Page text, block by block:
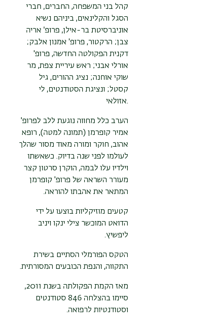
קהל בני המשפחה, החברים, חברי
הסגל והקלינאים, ביניהם נשיא
אוניברסיטת בר-אילן, פרופ' אריה
צבן; הרקטור, פרופ' אמנון אלבק;
דקנית הפקולטה החדשה, פרופ'
אורלי אבני; ראש עיריית צפת, מר
שוקי אוחנה; נציג ההורים, גיל
קסטל; ונציגת הסטודנטים, לי
אזולאי.
הערב כלל מחווה נוגעת ללב לפרופ'
אמיר קופרמן (תמונה למטה), רופא
אהוב, חוקר ומורה מאוד מסור שהלך
לעולמו לפני שנה בדיוק. כשאשתו
וילדיו עלו לבמה, הוקרן סרטון קצר
מעורר השראה של פרופ' קופרמן
המתאר את אהבתו להוראה.
קטעים מוזיקליות בוצעו על ידי
הדואט המוכשר צילי ינקו ויניב
ליפשיץ.
הטקס הפורמלי הסתיים בשירת
התקווה, והנפת הכובעים המסורתית.
מאז הקמת הפקולתה בשנת 2011,
סיימו בהצלחה 846 סטודנטים
וסטודנטיות לרפואה.